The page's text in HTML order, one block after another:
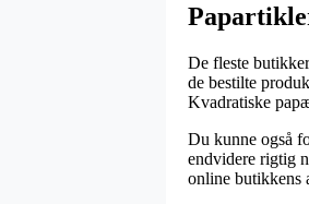
De fleste
de bestilte
Kvadratiske
Du kunne også
endvidere rigtig
online butikkens